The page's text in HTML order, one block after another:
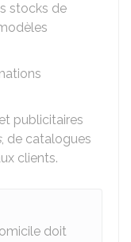
stocks de
publicitaires
, de catalogues
clients.
doit